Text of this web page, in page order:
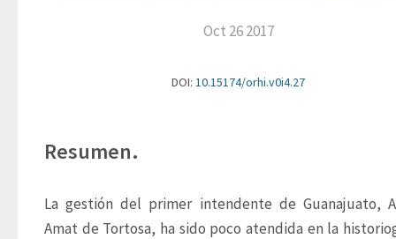
Oct 26 2017
DOI: 10.15174/orhi.v0i4.27
Resumen.
La gestión del primer intendente de Guanajuato,
Amat de Tortosa, ha sido poco atendida en la